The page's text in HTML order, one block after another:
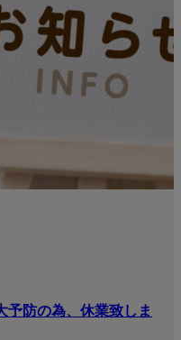
予防の為、休業致しま